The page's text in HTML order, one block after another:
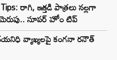
రాగి, ఇత్తడి పాత్రలు నల్లగా
సూపర్ హోం టిప్
వ్యాఖ్యలపై కంగనా రనౌత్